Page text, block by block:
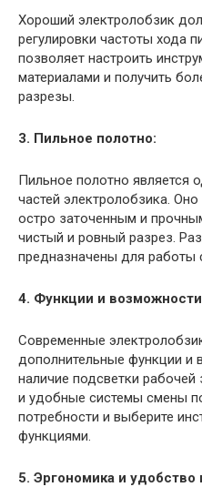
Хороший электролобзик
регулировки частоты хода
позволяет настроить
материалами и получить
разрезы.
3. Пильное полотно:
Пильное полотно является
частей электролобзика.
остро заточенным и
чистый и ровный разрез.
предназначены для работы
4. Функции и
Современные
дополнительные функции и
наличие подсветки
и удобные системы смены
потребности и выберите
функциями.
5. Эргономика и удобство